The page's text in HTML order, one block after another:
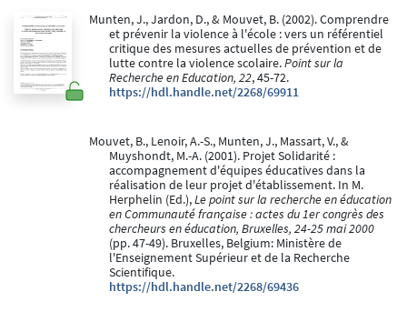
Munten, J., Jardon, D., & Mouvet, B. (2002). Comprendre
et prévenir la violence à l'école : vers un référentiel
critique des mesures actuelles de prévention et de
lutte contre la violence scolaire.Point sur la
Recherche en Education, 22, 45-72.
https://hdl.handle.net/2268/69911
Mouvet, B., Lenoir, A.-S., Munten, J., Massart, V., &
Muyshondt, M.-A. (2001). Projet Solidarité :
accompagnement d'équipes éducatives dans la
réalisation de leur projet d'établissement. In M.
Herphelin (Ed.),Le point sur la recherche en éducation
en Communauté française : actes du 1er congrès des
chercheurs en éducation, Bruxelles, 24-25 mai 2000
(pp. 47-49). Bruxelles, Belgium: Ministère de
l'Enseignement Supérieur et de la Recherche
Scientifique.
https://hdl.handle.net/2268/69436